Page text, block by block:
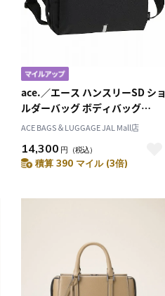
ace.／エース ハンスリーSD ショ
ルダーバッグ ボディバッグ
62881
ACE BAGS＆LUGGAGE JAL Mall店
14,300 円 （税込）
積算 390 マイル (3倍)